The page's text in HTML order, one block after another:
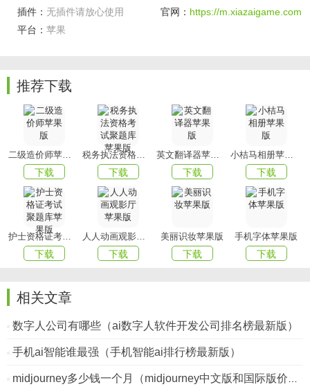
插件： 无插件请放心使用 官网： https://m.xiazaigame.com
平台： 苹果
推荐下载
二级造价师苹果版
下载
税务执法资格考试聚题库苹果版
下载
英文翻译器苹果版
下载
小桔马相册苹果版
下载
护士资格证考试聚题库苹果版
下载
人人动画观影厅苹果版
下载
美丽识妆苹果版
下载
手机字体苹果版
下载
相关文章
数字人公司有哪些（ai数字人软件开发公司排名榜最新版）
手机ai智能谁最强（手机智能ai排行榜最新版）
midjourney多少钱一个月（midjourney中文版和国际版价格对比）